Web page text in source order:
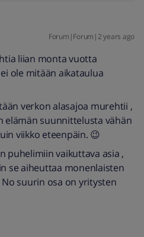
Forum|Forum|2 years ago
liian monta vuotta
ole mitään aikataulua
verkon alasajoa murehtii ,
elämän suunnittelusta vähän
viikko eteenpäin. 😉
puhelimiin vaikuttava asia ,
se aiheuttaa monenlaisten
suurin osa on yritysten